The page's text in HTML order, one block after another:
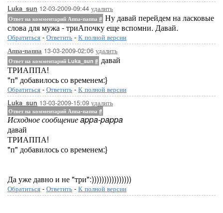
Luka_sun 12-03-2009-09:44 удалить
Ответ на комментарий Аппа-паппа # Ну давай перейдем на ласковые
слова для мужа - триАпочку еще вспомни. Давай.
Обратиться - Ответить - К полной версии
Аппа-паппа 13-03-2009-02:06 удалить
Ответ на комментарий Luka_sun # давай
ТРИАППА!
"п" добавилось со временем:}
Обратиться - Ответить - К полной версии
Luka_sun 13-03-2009-15:09 удалить
Ответ на комментарий Аппа-паппа #
Исходное сообщение appa-pappa
давай
ТРИАППА!
"п" добавилось со временем:}
Да уже давно и не "три":))))))))))))))))
Обратиться - Ответить - К полной версии